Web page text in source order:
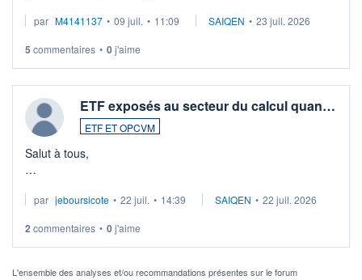
par M4141137 • 09 juil. • 11:09 SAIQEN • 23 juil. 2026
5 commentaires • 0j'aime
ETF exposés au secteur du calcul quan…
ETF ET OPCVM
Salut à tous,
via un ETF plutôt que des actions individuelles.
Idéalement, je voudrais qu'il soit éligible au PEA.
Pour l' ...
par jeboursicote • 22 juil. • 14:39 SAIQEN • 22 juil. 2026
2 commentaires • 0j'aime
L'ensemble des analyses et/ou recommandations présentes sur le forum